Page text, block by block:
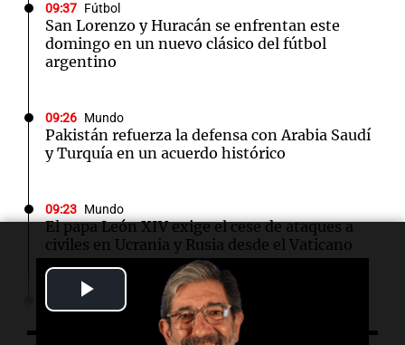
Video
09:37 Fútbol
San Lorenzo y Huracán se enfrentan este
domingo en un nuevo clásico del fútbol
argentino
09:26 Mundo
Pakistán refuerza la defensa con Arabia Saudí
y Turquía en un acuerdo histórico
09:23 Mundo
El papa León XIV exige el cese de ataques a
civiles en Ucrania y Rusia desde el Vaticano
09:21 Espectáculos
Carlos Rottemberg presenta "Pasen y Lean",
su obra sobre 50 años en el teatro argentino